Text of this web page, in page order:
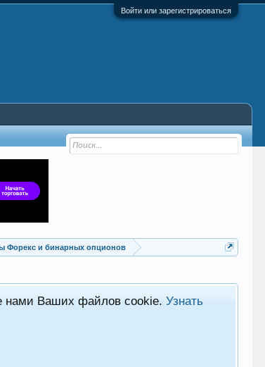
Войти или зарегистрироваться
Советники, роботы Форекс и бинарных опционов
нами Ваших файлов cookie.Узнать